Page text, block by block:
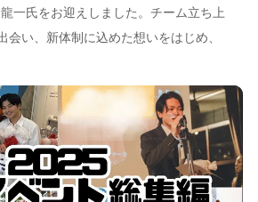
一氏をお迎えしました。チーム立ち上
会い、新体制に込めた想いをはじめ、
ョンについて語っています。